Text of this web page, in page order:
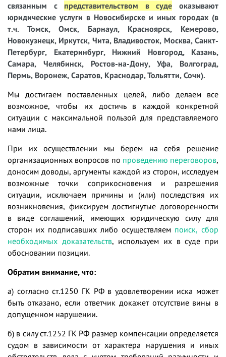
связанным с представительством в суде оказывают
юридические услуги в Новосибирске и иных городах (в
т.ч. Томск, Омск, Барнаул, Красноярск, Кемерово,
Новокузнецк, Иркутск, Чита, Владивосток, Москва, Санкт-
Петербург, Екатеринбург, Нижний Новгород, Казань,
Самара, Челябинск, Ростов-на-Дону, Уфа, Волгоград,
Пермь, Воронеж, Саратов, Краснодар, Тольятти, Сочи).
Мы достигаем поставленных целей, либо делаем все
возможное, чтобы их достичь в каждой конкретной
ситуации с максимальной пользой для представляемого
нами лица.
При их осуществлении мы берем на себя решение
организационных вопросов по проведению переговоров,
доносим доводы, аргументы каждой из сторон, исследуем
возможные точки соприкосновения и разрешения
ситуации, исключаем причины и (или) последствия их
возникновения, фиксируем достигнутые договоренности
в виде соглашений, имеющих юридическую силу для
сторон их подписавших либо осуществляем поиск, сбор
необходимых доказательств, используем их в суде при
обосновании позиции.
Обратим внимание, что:
а) согласно ст.1250 ГК РФ в удовлетворении иска может
быть отказано, если ответчик докажет отсутствие вины в
допущенном нарушении.
б) в силу ст.1252 ГК РФ размер компенсации определяется
судом в зависимости от характера нарушения и иных